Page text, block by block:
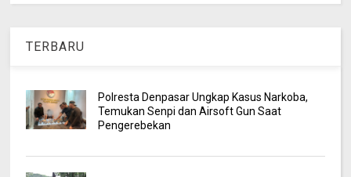
TERBARU
Polresta Denpasar Ungkap Kasus Narkoba,
Temukan Senpi dan Airsoft Gun Saat
Pengerebekan